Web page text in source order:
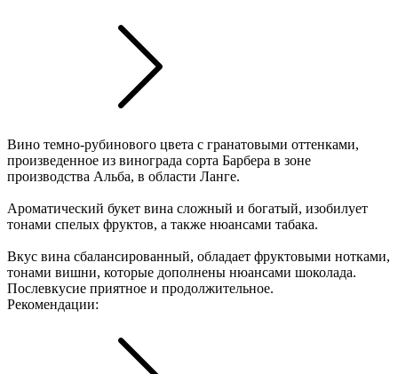
Вино темно-рубинового цвета с гранатовыми оттенками,
произведенное из винограда сорта Барбера в зоне
производства Альба, в области Ланге.
Ароматический букет вина сложный и богатый, изобилует
тонами спелых фруктов, а также нюансами табака.
Вкус вина сбалансированный, обладает фруктовыми нотками,
тонами вишни, которые дополнены нюансами шоколада.
Послевкусие приятное и продолжительное.
Рекомендации: